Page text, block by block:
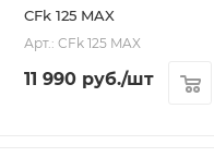
CFk 125 MAX
Арт.: CFk 125 MAX
11 990 руб./шт